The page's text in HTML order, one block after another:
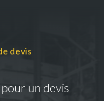
devis
un devis